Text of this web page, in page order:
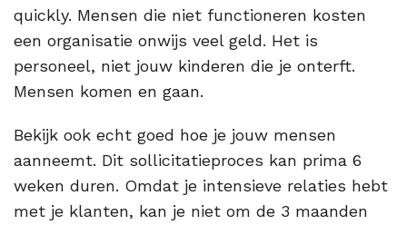
quickly. Mensen die niet functioneren kosten
een organisatie onwijs veel geld. Het is
personeel, niet jouw kinderen die je onterft.
Mensen komen en gaan.
Bekijk ook echt goed hoe je jouw mensen
aanneemt. Dit sollicitatieproces kan prima 6
weken duren. Omdat je intensieve relaties hebt
met je klanten, kan je niet om de 3 maanden